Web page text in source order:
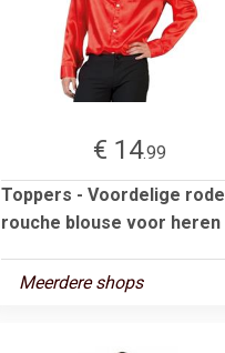
€ 14.99
Toppers - Voordelige rode
rouche blouse voor heren
Meerdere shops